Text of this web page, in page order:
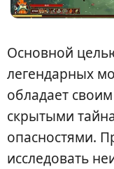
Основной
легендарных
обладает
скрытыми
опасностями.
исследовать